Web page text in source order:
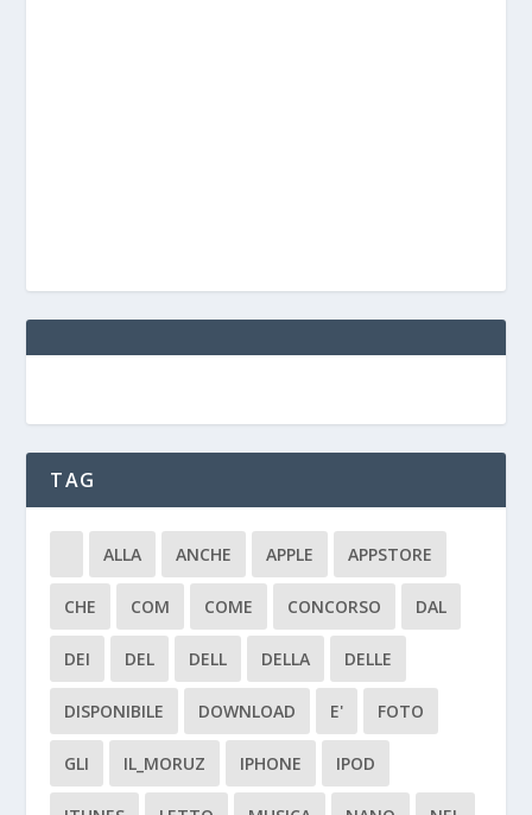
TAG
ALLA ANCHE APPLE APPSTORE
CHE COM COME CONCORSO DAL
DEI DEL DELL DELLA DELLE
DISPONIBILE DOWNLOAD E' FOTO
GLI IL_MORUZ IPHONE IPOD